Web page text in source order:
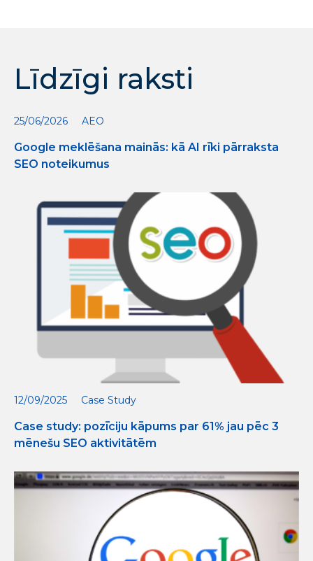
Līdzīgi raksti
25/06/2026 AEO
Google meklēšana mainās: kā AI rīki pārraksta
SEO noteikumus
12/09/2025 Case Study
Case study: pozīciju kāpums par 61% jau pēc 3
mēnešu SEO aktivitātēm